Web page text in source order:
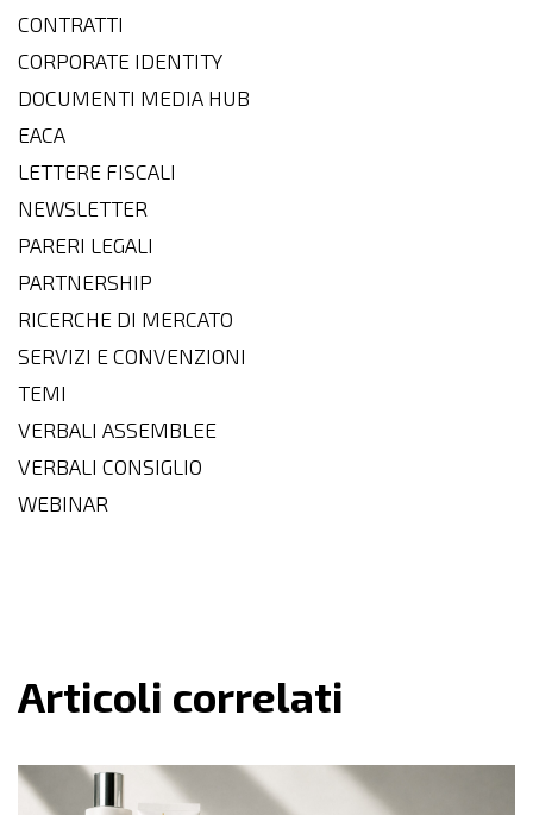
CONTRATTI
CORPORATE IDENTITY
DOCUMENTI MEDIA HUB
EACA
LETTERE FISCALI
NEWSLETTER
PARERI LEGALI
PARTNERSHIP
RICERCHE DI MERCATO
SERVIZI E CONVENZIONI
TEMI
VERBALI ASSEMBLEE
VERBALI CONSIGLIO
WEBINAR
Articoli correlati